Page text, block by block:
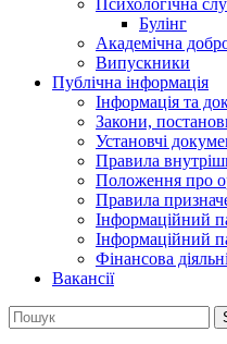
Булінг
Академічна
Випускники
Публічна інформація
Інформація та
Закони,
Установчі
Правила
Положення про
Правила
Інформаційний
Інформаційний
Фінансова
Вакансії